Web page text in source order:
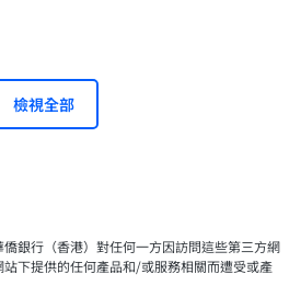
檢視全部
銀行（香港）對任何一方因訪問這些第三方網
下提供的任何產品和/或服務相關而遭受或產